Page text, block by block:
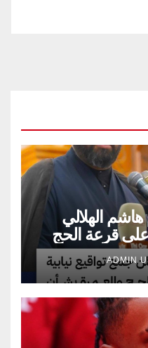
هاشم الهلالي
قرعة الحج